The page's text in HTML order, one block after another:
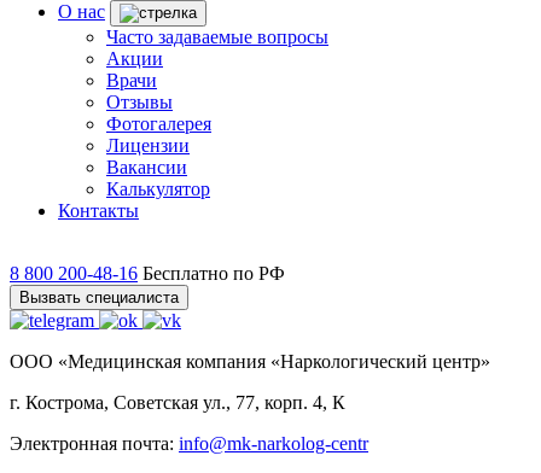
О нас
Часто задаваемые вопросы
Акции
Врачи
Отзывы
Фотогалерея
Лицензии
Вакансии
Калькулятор
Контакты
8 800 200-48-16 Бесплатно по РФ
Вызвать специалиста
ООО «Медицинская компания «Наркологический центр»
г. Кострома, Советская ул., 77, корп. 4, К
Электронная почта: info@mk-narkolog-centr